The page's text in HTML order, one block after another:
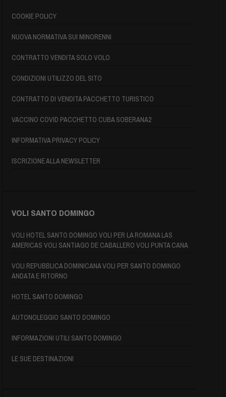
COOKIE POLICY
NUOVA NORMATIVA SUI MINORENNI
CONTRATTO VENDITA SOLO VOLO
CONDIZIONI UTILIZZO DEL SITO
CONTRATTO DI VENDITA PACCHETTO TURISTICO
VACCINO COVID PACCHETTO CUBA SOBERANA2
INFORMATIVA PRIVACY POLICY
ISCRIZIONE ALLA NEWSLETTER
VOLI SANTO DOMINGO
VOLI HOTEL SANTO DOMINGO VOLI PER LA ROMANA LAS
AMERICAS VOLI SANTIAGO DE CABALLERO VOLI PUNTA CANA
VOLI REPUBBLICA DOMINICANA VOLI PER SANTO DOMINGO
ANDATA E RITORNO
HOTEL SANTO DOMINGO
AUTONOLEGGIO SANTO DOMINGO
INFORMAZIONI UTILI SANTO DOMINGO
LE SUE DESTINAZIONI